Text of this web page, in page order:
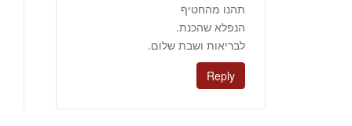
תהנו מהחטיף
הנפלא שהכנת.
לבריאות ושבת שלום.
Reply